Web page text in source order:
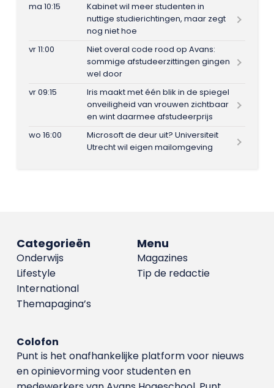
ma 10:15
Kabinet wil meer studenten in
nuttige studierichtingen, maar zegt
nog niet hoe
vr 11:00
Niet overal code rood op Avans:
sommige afstudeerzittingen gingen
wel door
vr 09:15
Iris maakt met één blik in de spiegel
onveiligheid van vrouwen zichtbaar
en wint daarmee afstudeerprijs
wo 16:00
Microsoft de deur uit? Universiteit
Utrecht wil eigen mailomgeving
Menu
Magazines
Tip de redactie
Categorieën
Onderwijs
Lifestyle
International
Themapagina’s
Colofon
Punt is het onafhankelijke platform voor nieuws
en opinievorming voor studenten en